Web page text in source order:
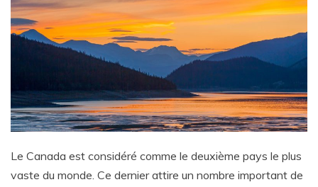
Le Canada est considéré comme le deuxième pays le plus
vaste du monde. Ce dernier attire un nombre important de